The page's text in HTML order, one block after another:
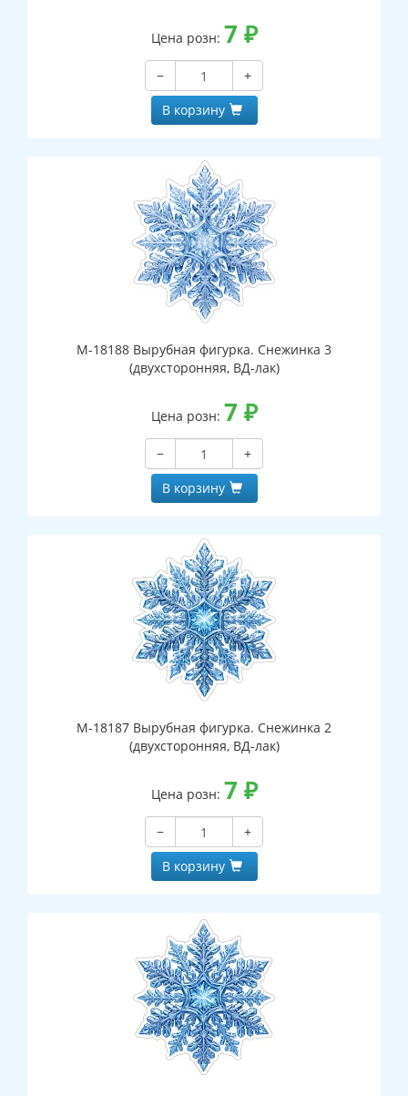
Цена розн: 7 ₽
−
+
В корзину
М-18188 Вырубная фигурка. Снежинка 3
(двухсторонняя, ВД-лак)
Цена розн: 7 ₽
−
+
В корзину
М-18187 Вырубная фигурка. Снежинка 2
(двухсторонняя, ВД-лак)
Цена розн: 7 ₽
−
+
В корзину